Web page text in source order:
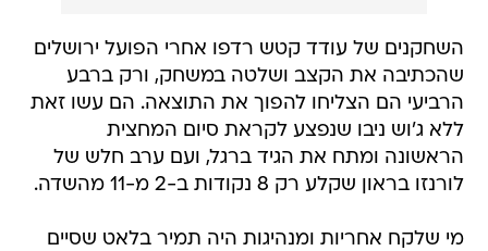
השחקנים של עודד קטש רדפו אחרי הפועל ירושלים
שהכתיבה את הקצב ושלטה במשחק, ורק ברבע
הרביעי הם הצליחו להפוך את התוצאה. הם עשו זאת
ללא ג'וש ניבו שנפצע לקראת סיום המחצית
הראשונה ומתח את הגיד ברגל, ועם ערב חלש של
לורנזו בראון שקלע רק 8 נקודות ב-2 מ-11 מהשדה.
מי שלקח אחריות ומנהיגות היה תמיר בלאט שסיים